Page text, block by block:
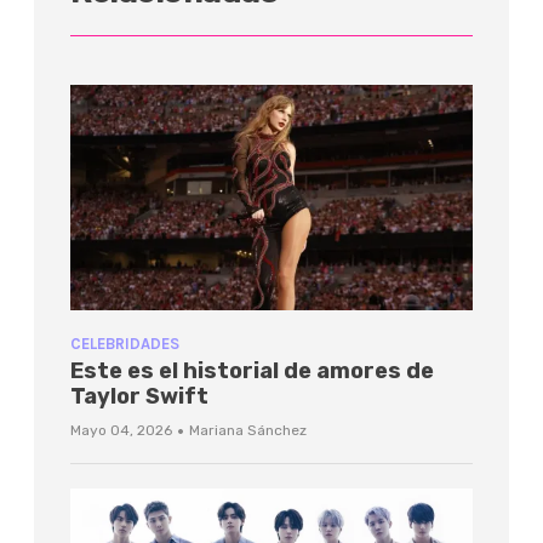
CELEBRIDADES
Este es el historial de amores de
Taylor Swift
Mayo 04, 2026 · Mariana Sánchez